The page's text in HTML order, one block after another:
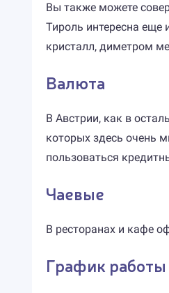
Вы также можете
Тироль интересна еще
кристалл, диметром
Валюта
В Австрии, как в
которых здесь очень
пользоваться
Чаевые
В ресторанах и кафе
График